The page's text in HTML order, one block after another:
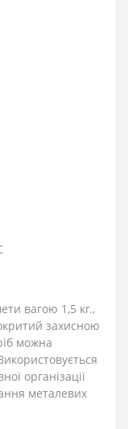
вагою 1,5 кг.,
захисною
можна
організації
металевих